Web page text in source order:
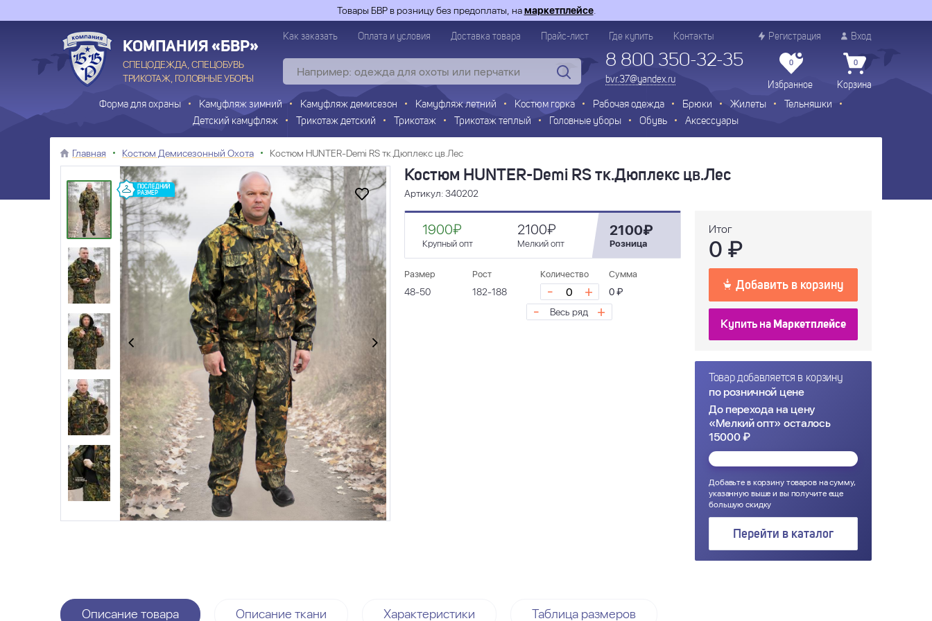
Товары БВР в розницу без предоплаты, намаркетплейсе.
КОМПАНИЯ «БВР»
СПЕЦОДЕЖДА, СПЕЦОБУВЬ
ТРИКОТАЖ, ГОЛОВНЫЕ УБОРЫ
Как заказать Оплата и условия Доставка товара Прайс-лист Где купить Контакты Регистрация Вход
8 800 350-32-35
bvr.37@yandex.ru
0
Избранное
0
Корзина
Форма для охраны Камуфляж зимний Камуфляж демисезон Камуфляж летний Костюм горка Рабочая одежда Брюки Жилеты
Тельняшки
Детский камуфляж
Трикотаж детский Трикотаж Трикотаж теплый Головные уборы Обувь Аксессуары
Главная Костюм Демисезонный Охота Костюм HUNTER-Demi RS тк.Дюплекс цв.Лес
ПОСЛЕДНИЙ
РАЗМЕР
Костюм HUNTER-Demi RS тк.Дюплекс цв.Лес
Артикул: 340202
1900₽
Крупный опт
2100₽
Мелкий опт
2100₽
Розница
Размер Рост Количество Сумма
48-50 182-188 - + 0 ₽
- Весь ряд +
Итог
0 ₽
Добавить в корзину
Купить на Маркетплейсе
Товар добавляется в корзину
по розничной цене
До перехода на цену
«Мелкий опт» осталось
15000 ₽
Добавьте в корзину товаров на сумму,
указанную выше и вы получите еще
большую скидку
Перейти в каталог
Описание товара Описание ткани Характеристики Таблица размеров